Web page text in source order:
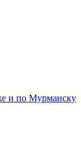
и по Мурманску